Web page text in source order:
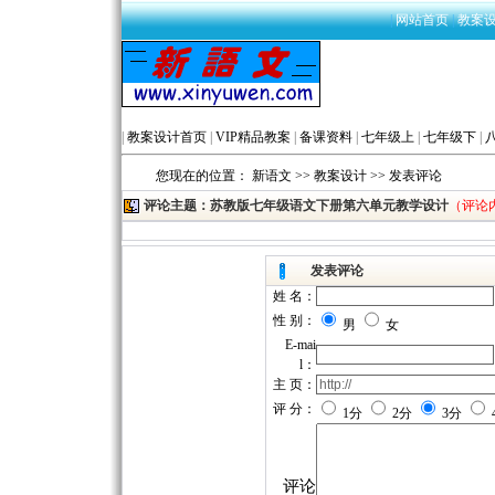
|网站首页|教案
教案设计首页 VIP精品教案 备课资料 七年级上 七年级下
您现在的位置： 新语文 >> 教案设计 >> 发表评论
评论主题：苏教版七年级语文下册第六单元教学设计 （评
发表评论
姓 名：
性 别：
男
女
E-mai
l：
主 页：
评 分：
1分 2分 3分
评论